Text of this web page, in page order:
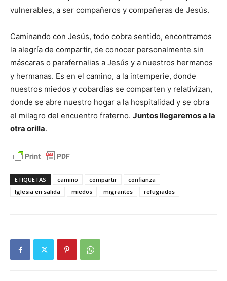
vulnerables, a ser compañeros y compañeras de Jesús.
Caminando con Jesús, todo cobra sentido, encontramos
la alegría de compartir, de conocer personalmente sin
máscaras o parafernalias a Jesús y a nuestros hermanos
y hermanas. Es en el camino, a la intemperie, donde
nuestros miedos y cobardías se comparten y relativizan,
donde se abre nuestro hogar a la hospitalidad y se obra
el milagro del encuentro fraterno. Juntos llegaremos a la
otra orilla.
ETIQUETAS camino compartir
confianza
Iglesia en salida
miedos migrantes refugiados